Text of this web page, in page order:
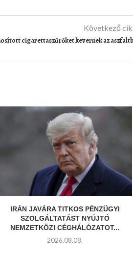
Következő
cigarettaszűrőket kevernek az
IRÁN JAVÁRA TITKOS PÉNZÜGYI
SZOLGÁLTATÁST NYÚJTÓ
NEMZETKÖZI CÉGHÁLÓZATOT...
2026.08.08.